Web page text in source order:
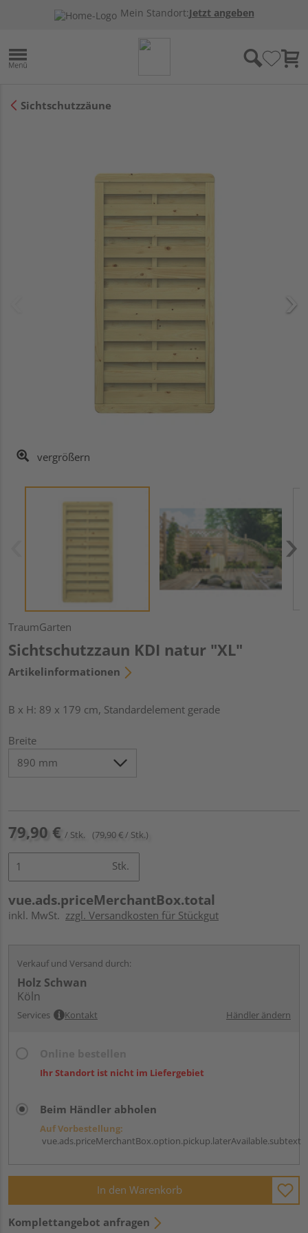
Mein Standort:Jetzt angeben
Sichtschutzzäune
vergrößern
TraumGarten
Sichtschutzzaun KDI natur "XL"
Artikelinformationen
B x H: 89 x 179 cm, Standardelement gerade
Breite
79,90 € / Stk. (79,90 € / Stk.)
Stk.
vue.ads.priceMerchantBox.total
inkl. MwSt. zzgl. Versandkosten für Stückgut
Verkauf und Versand durch:
Holz Schwan
Köln
Services Kontakt Händler ändern
Ihr Standort ist nicht im Liefergebiet
Beim Händler abholen
Auf Vorbestellung:
vue.ads.priceMerchantBox.option.pickup.laterAvailable.subtext
In den Warenkorb
Komplettangebot anfragen